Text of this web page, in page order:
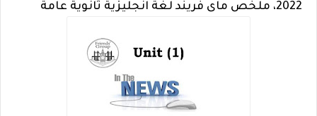
2022، ملخص ماى فريند لغة انجليزية ثانوية عامة